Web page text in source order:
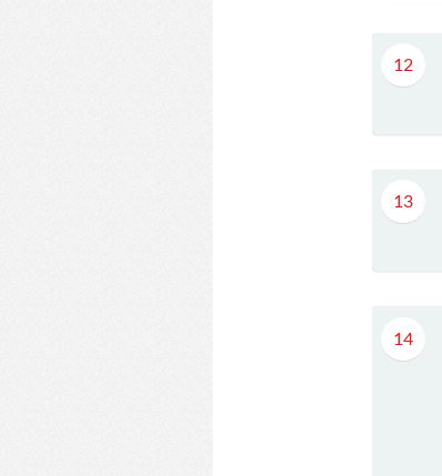
12
13
14